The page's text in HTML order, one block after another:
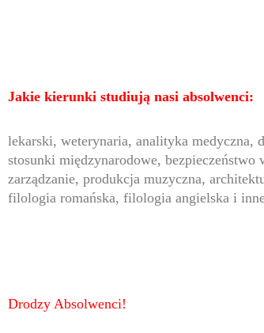
Jakie kierunki studiują nasi absolwenci:
lekarski, weterynaria, analityka
stosunki międzynarodowe,
zarządzanie, produkcja muzyczna,
filologia romańska, filologia angielska i
Drodzy Absolwenci!